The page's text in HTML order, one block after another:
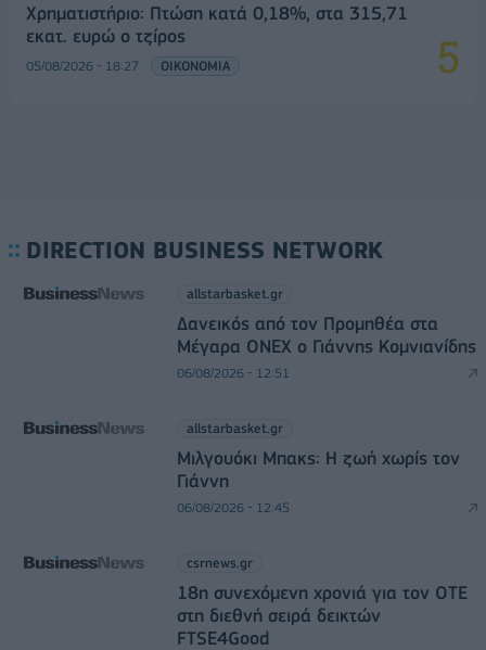
Χρηματιστήριο: Πτώση κατά 0,18%, στα 315,71
εκατ. ευρώ ο τζίρος
05/08/2026 - 18:27 ΟΙΚΟΝΟΜΙΑ
DIRECTION BUSINESS NETWORK
allstarbasket.gr
Δανεικός από τον Προμηθέα στα
Μέγαρα ONEX ο Γιάννης Κομνιανίδης
06/08/2026 - 12:51
allstarbasket.gr
Μιλγουόκι Μπακς: Η ζωή χωρίς τον
Γιάννη
06/08/2026 - 12:45
csrnews.gr
18η συνεχόμενη χρονιά για τον ΟΤΕ
στη διεθνή σειρά δεικτών
FTSE4Good